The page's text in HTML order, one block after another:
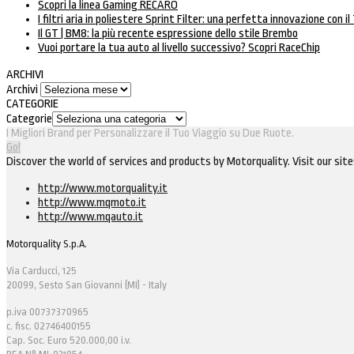
Scopri la linea Gaming RECARO
I filtri aria in poliestere Sprint Filter: una perfetta innovazione con il
Il GT | BM8: la più recente espressione dello stile Brembo
Vuoi portare la tua auto al livello successivo? Scopri RaceChip
ARCHIVI
Archivi
CATEGORIE
Categorie
I Migliori Brand per Personalizzare il Tuo Viaggio su Due Ruote.
Go!
Discover the world of services and products by Motorquality. Visit our
http://www.motorquality.it
http://www.mqmoto.it
http://www.mqauto.it
Motorquality S.p.A.
Via Carducci, 125
20099, Sesto San Giovanni (MI) - Italy
p.iva 00737370965
c. fisc. 02746400155
Cap. Soc. Euro 520.000,00 i.v.